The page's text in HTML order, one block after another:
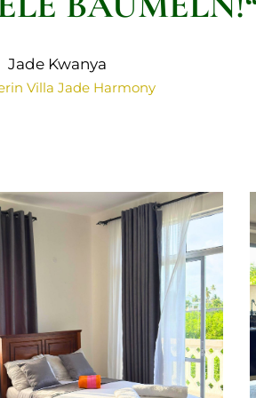
Jade Kwanya
Villa Jade Harmony